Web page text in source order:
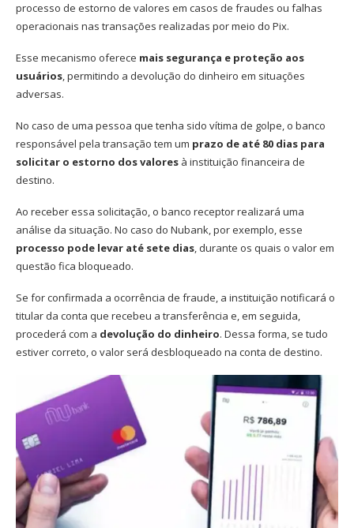
processo de estorno de valores em casos de fraudes ou falhas
operacionais nas transações realizadas por meio do Pix.
Esse mecanismo oferece mais segurança e proteção aos
usuários, permitindo a devolução do dinheiro em situações
adversas.
No caso de uma pessoa que tenha sido vítima de golpe, o banco
responsável pela transação tem um prazo de até 80 dias para
solicitar o estorno dos valores à instituição financeira de
destino.
Ao receber essa solicitação, o banco receptor realizará uma
análise da situação. No caso do Nubank, por exemplo, esse
processo pode levar até sete dias, durante os quais o valor em
questão fica bloqueado.
Se for confirmada a ocorrência de fraude, a instituição notificará o
titular da conta que recebeu a transferência e, em seguida,
procederá com a devolução do dinheiro. Dessa forma, se tudo
estiver correto, o valor será desbloqueado na conta de destino.